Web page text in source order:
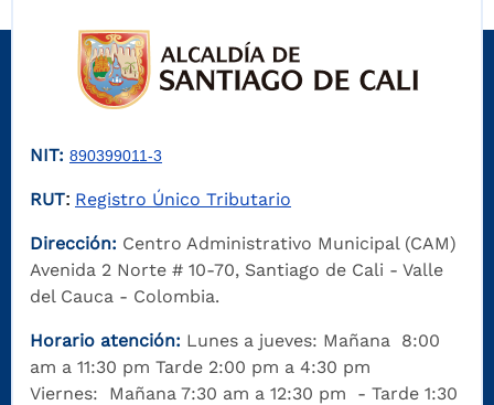
NIT: 890399011-3
RUT: Registro Único Tributario
Dirección: Centro Administrativo Municipal (CAM)
Avenida 2 Norte # 10-70, Santiago de Cali - Valle
del Cauca - Colombia.
Horario atención: Lunes a jueves: Mañana 8:00
am a 11:30 pm Tarde 2:00 pm a 4:30 pm
Viernes: Mañana 7:30 am a 12:30 pm - Tarde 1:30